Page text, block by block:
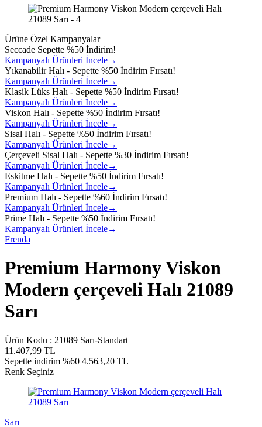
Ürüne Özel Kampanyalar
Seccade Sepette %50 İndirim!
Kampanyalı Ürünleri İncele→
Yıkanabilir Halı - Sepette %50 İndirim Fırsatı!
Kampanyalı Ürünleri İncele→
Klasik Lüks Halı - Sepette %50 İndirim Fırsatı!
Kampanyalı Ürünleri İncele→
Viskon Halı - Sepette %50 İndirim Fırsatı!
Kampanyalı Ürünleri İncele→
Sisal Halı - Sepette %50 İndirim Fırsatı!
Kampanyalı Ürünleri İncele→
Çerçeveli Sisal Halı - Sepette %30 İndirim Fırsatı!
Kampanyalı Ürünleri İncele→
Eskitme Halı - Sepette %50 İndirim Fırsatı!
Kampanyalı Ürünleri İncele→
Premium Halı - Sepette %60 İndirim Fırsatı!
Kampanyalı Ürünleri İncele→
Prime Halı - Sepette %50 İndirim Fırsatı!
Kampanyalı Ürünleri İncele→
Frenda
Premium Harmony Viskon
Modern çerçeveli Halı 21089
Sarı
Ürün Kodu : 21089 Sarı-Standart
11.407,99 TL
Sepette indirim %60 4.563,20 TL
Renk Seçiniz
Sarı